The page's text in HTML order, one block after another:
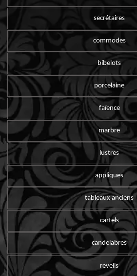
secrétaires
commodes
bibelots
porcelaine
faïence
marbre
lustres
appliques
tableaux anciens
cartels
candelabres
reveils